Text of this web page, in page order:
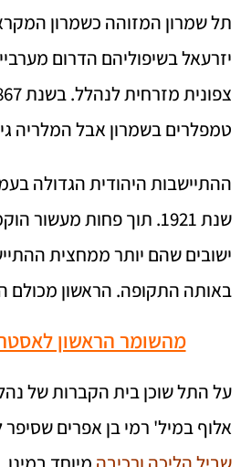
תל שמרון המזוהה כשמרון
יזרעאל בשיפוליהם הדרום
טמפלרים בשמרון אבל המלריה
ההתיישבות היהודית הגדולה
ישובים שהם יותר ממחצית
באותה התקופה. הראשון מכולם
מהשומר הראשון
על התל שוכן בית הקברות של
אלוף במיל' רמי בן אפרים שסיפר